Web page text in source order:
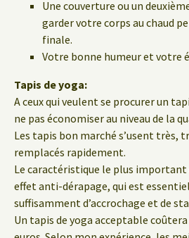
Une couverture ou un
garder votre corps au chaud
finale.
Votre bonne humeur et votre
Tapis de yoga:
A ceux qui veulent se procurer un
ne pas économiser au niveau de la
Les tapis bon marché s’usent très,
remplacés rapidement.
Le caractéristique le plus important
effet anti-dérapage, qui est
suffisamment d’accrochage et de
Un tapis de yoga acceptable